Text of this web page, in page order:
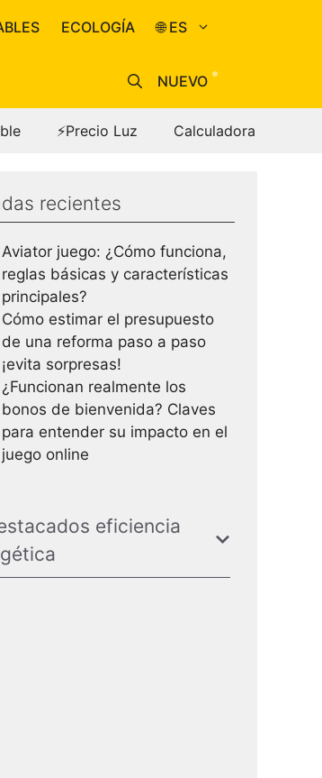
ECOLOGÍA 🌐 ES
NUEVO
⚡Precio Luz Calculadora
recientes
Aviator juego: ¿Cómo funciona,
reglas básicas y características
principales?
Cómo estimar el presupuesto
de una reforma paso a paso
¡evita sorpresas!
¿Funcionan realmente los
bonos de bienvenida? Claves
para entender su impacto en el
juego online
eficiencia